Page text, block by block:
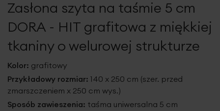
galerii
Zasłona szyta na taśmie 5 cm
DORA - HIT grafitowa z miękkiej
tkaniny o welurowej strukturze
Kolor: grafitowy
Przykładowy rozmiar: 140 x 250 cm (szer. przed
zmarszczeniem x 250 cm wys.)
Sposób zawieszenia: taśma uniwersalna 5 cm